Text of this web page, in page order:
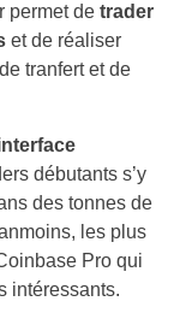
permet de trader
et de réaliser
tranfert et de
débutants s’y
des tonnes de
les plus
Pro qui
intéressants.